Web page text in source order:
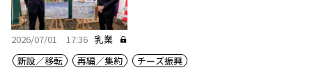
2026/07/01 17:36 乳業
新設／移転
再編／集約 チーズ振興